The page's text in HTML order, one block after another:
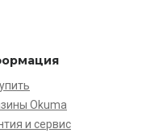
Okuma
и сервис